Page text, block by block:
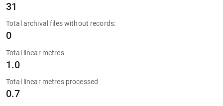
31
Total archival files without records:
0
Total linear metres
1.0
Total linear metres processed
0.7